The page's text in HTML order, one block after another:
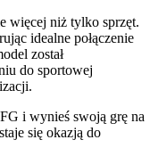
więcej niż tylko sprzęt.
idealne połączenie
został
do sportowej
i wynieś swoją grę na
się okazją do